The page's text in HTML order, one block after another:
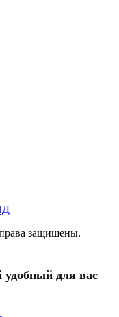
защищены.
для вас